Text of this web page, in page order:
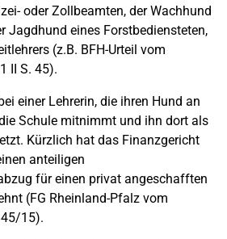
oder Zollbeamten, der Wachhund
Jagdhund eines Forstbediensteten,
(z.B. BFH-Urteil vom
II S. 45).
einer Lehrerin, die ihren Hund an
Schule mitnimmt und ihn dort als
Kürzlich hat das Finanzgericht
anteiligen
für einen privat angeschafften
(FG Rheinland-Pfalz vom
15).